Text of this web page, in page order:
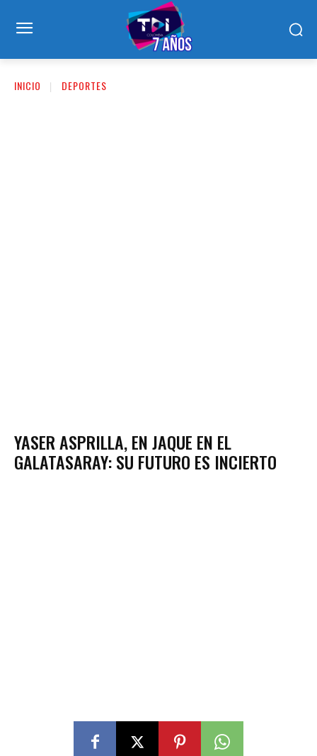
INICIO DEPORTES
YASER ASPRILLA, EN JAQUE EN EL
GALATASARAY: SU FUTURO ES INCIERTO